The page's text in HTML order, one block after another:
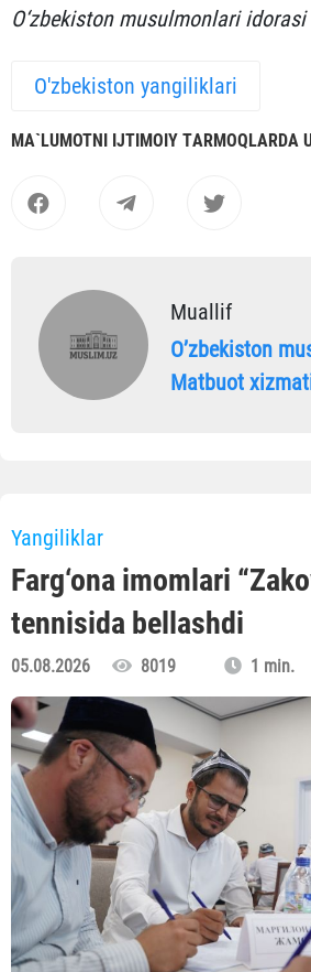
O‘zbekiston musulmonlari
O'zbekiston yangiliklari
MА`LUMOTNI IJTIMOIY TАRMOQLАRDА
Muallif
Oʼzbekiston
Matbuot
Yangiliklar
Farg‘ona imomlari
tennisida bellashdi
05.08.2026 8019 1 min.